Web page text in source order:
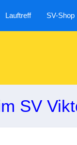
Lauftreff SV-Shop
SV